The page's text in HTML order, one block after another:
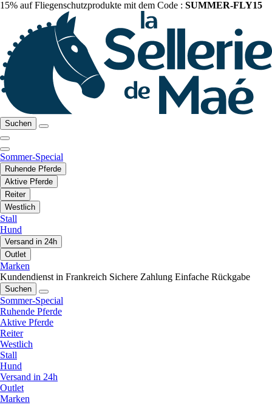
15% auf Fliegenschutzprodukte mit dem Code : SUMMER-FLY15
Suchen
Sommer-Special
Ruhende Pferde
Aktive Pferde
Reiter
Westlich
Stall
Hund
Versand in 24h
Outlet
Marken
Kundendienst in Frankreich Sichere Zahlung Einfache Rückgabe
Suchen
Sommer-Special
Ruhende Pferde
Aktive Pferde
Reiter
Westlich
Stall
Hund
Versand in 24h
Outlet
Marken